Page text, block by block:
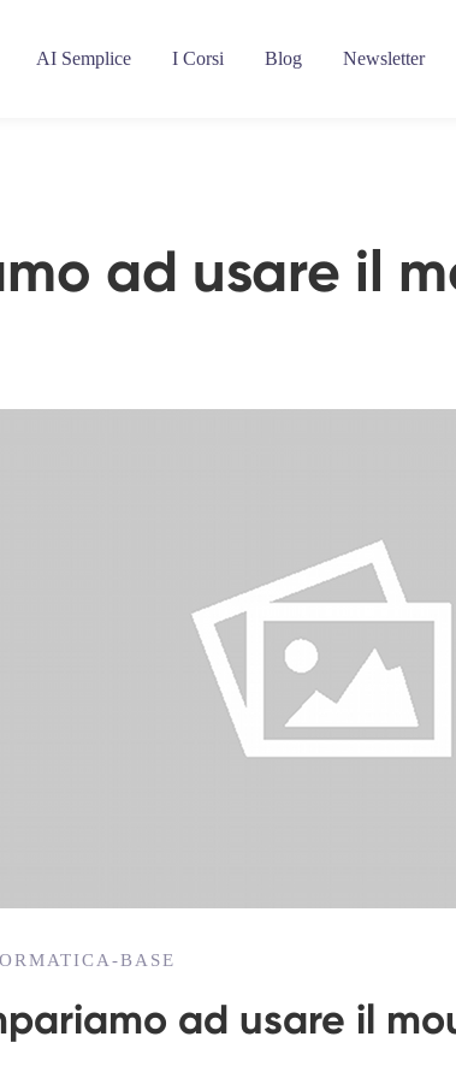
AI Semplice I Corsi Blog Newsletter
ad usare il
BASE
ad usare il